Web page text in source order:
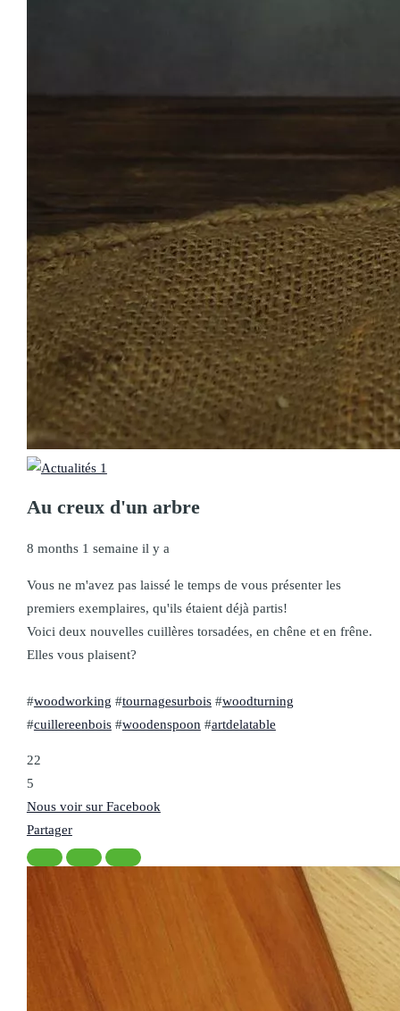
Au creux d'un arbre
8 months 1 semaine il y a
Vous ne m'avez pas laissé le temps de vous présenter les
premiers exemplaires, qu'ils étaient déjà partis!
Voici deux nouvelles cuillères torsadées, en chêne et en frêne.
Elles vous plaisent?
#woodworking #tournagesurbois#woodturning
#cuillereenbois#woodenspoon #artdelatable
22
5
Nous voir sur Facebook
Partager